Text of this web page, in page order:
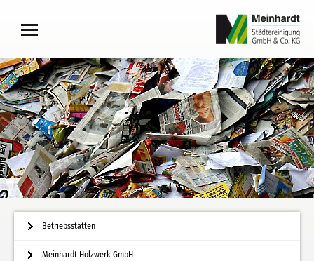
Betriebsstätten
Meinhardt Holzwerk GmbH